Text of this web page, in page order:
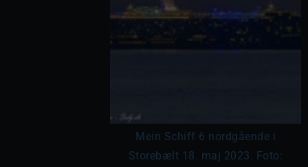
Mein Schiff 6 nordgående i
Storebælt 18. maj 2023. Foto: